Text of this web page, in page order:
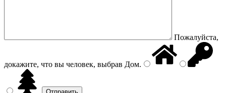
Пожалуйста,
докажите, что вы человек, выбрав Дом.